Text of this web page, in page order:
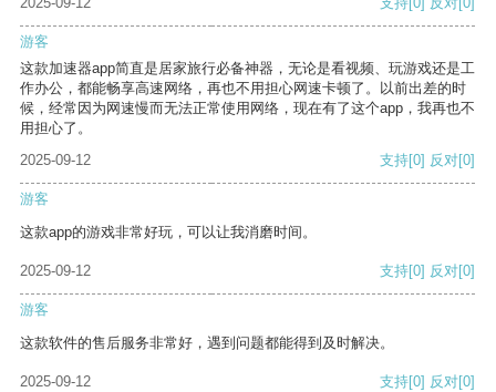
游客
这款加速器app简直是居家旅行必备神器，无论是看视频、玩游戏还是工
作办公，都能畅享高速网络，再也不用担心网速卡顿了。以前出差的时
候，经常因为网速慢而无法正常使用网络，现在有了这个app，我再也不
用担心了。
2025-09-12
支持[0] 反对[0]
游客
这款app的游戏非常好玩，可以让我消磨时间。
2025-09-12 支持[0] 反对[0]
游客
这款软件的售后服务非常好，遇到问题都能得到及时解决。
2025-09-12 支持[0] 反对[0]